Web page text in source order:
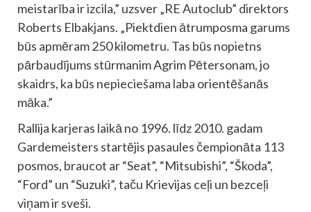
meistarība ir izcila,” uzsver „RE Autoclub” direktors
Roberts Elbakjans. „Piektdien ātrumposma garums
būs apmēram 250 kilometru. Tas būs nopietns
pārbaudījums stūrmanim Agrim Pētersonam, jo
skaidrs, ka būs nepieciešama laba orientēšanās
māka.”
Rallija karjeras laikā no 1996. līdz 2010. gadam
Gardemeisters startējis pasaules čempionāta 113
posmos, braucot ar “Seat”, “Mitsubishi”, “Škoda”,
“Ford” un “Suzuki”, taču Krievijas ceļi un bezceļi
viņam ir sveši.